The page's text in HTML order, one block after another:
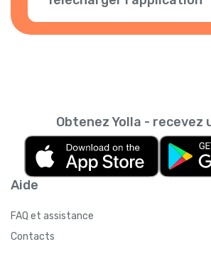
Aide
FAQ et assistance
Contacts
Obtenez Yolla - recevez